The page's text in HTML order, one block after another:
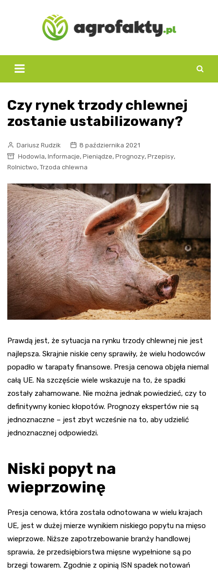
Czy rynek trzody chlewnej
zostanie ustabilizowany?
Dariusz Rudzik
8 października 2021
Hodowla, Informacje, Pieniądze, Prognozy, Przepisy,
Rolnictwo, Trzoda chlewna
Prawdą jest, że sytuacja na rynku trzody chlewnej nie jest
najlepsza. Skrajnie niskie ceny sprawiły, że wielu hodowców
popadło w tarapaty finansowe. Presja cenowa objęła niemal
całą UE. Na szczęście wiele wskazuje na to, że spadki
zostały zahamowane. Nie można jednak powiedzieć, czy to
definitywny koniec kłopotów. Prognozy ekspertów nie są
jednoznaczne – jest zbyt wcześnie na to, aby udzielić
jednoznacznej odpowiedzi.
Niski popyt na
wieprzowinę
Presja cenowa, która została odnotowana w wielu krajach
UE, jest w dużej mierze wynikiem niskiego popytu na mięso
wieprzowe. Niższe zapotrzebowanie branży handlowej
sprawia, że przedsiębiorstwa mięsne wypełnione są po
brzegi towarem. Zgodnie z opinią ISN spadek notowań